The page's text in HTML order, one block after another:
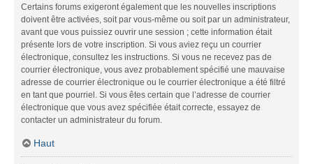
Certains forums exigeront également que les nouvelles inscriptions
doivent être activées, soit par vous-même ou soit par un administrateur,
avant que vous puissiez ouvrir une session ; cette information était
présente lors de votre inscription. Si vous aviez reçu un courrier
électronique, consultez les instructions. Si vous ne recevez pas de
courrier électronique, vous avez probablement spécifié une mauvaise
adresse de courrier électronique ou le courrier électronique a été filtré
en tant que pourriel. Si vous êtes certain que l’adresse de courrier
électronique que vous avez spécifiée était correcte, essayez de
contacter un administrateur du forum.
Haut